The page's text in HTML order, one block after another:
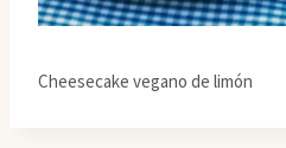
Cheesecake vegano de limón